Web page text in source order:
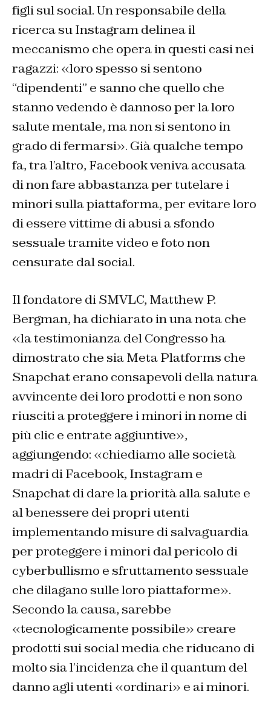
figli sul social. Un responsabile della
ricerca su Instagram delinea il
meccanismo che opera in questi casi nei
ragazzi: «loro spesso si sentono
“dipendenti” e sanno che quello che
stanno vedendo è dannoso per la loro
salute mentale, ma non si sentono in
grado di fermarsi». Già qualche tempo
fa, tra l’altro, Facebook veniva accusata
di non fare abbastanza per tutelare i
minori sulla piattaforma, per evitare loro
di essere vittime di abusi a sfondo
sessuale tramite video e foto non
censurate dal social.
Il fondatore di SMVLC, Matthew P.
Bergman, ha dichiarato in una nota che
«la testimonianza del Congresso ha
dimostrato che sia Meta Platforms che
Snapchat erano consapevoli della natura
avvincente dei loro prodotti e non sono
riusciti a proteggere i minori in nome di
più clic e entrate aggiuntive»,
aggiungendo: «chiediamo alle società
madri di Facebook, Instagram e
Snapchat di dare la priorità alla salute e
al benessere dei propri utenti
implementando misure di salvaguardia
per proteggere i minori dal pericolo di
cyberbullismo e sfruttamento sessuale
che dilagano sulle loro piattaforme».
Secondo la causa, sarebbe
«tecnologicamente possibile» creare
prodotti sui social media che riducano di
molto sia l’incidenza che il quantum del
danno agli utenti «ordinari» e ai minori.